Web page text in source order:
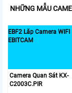
NHỮNG MẪU
EBF2 Lăp Camera WIFI
EBITCAM
Camera Quan Sát KX-
C2003C.PIR